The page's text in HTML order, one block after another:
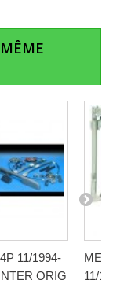
11/1994-
ORIG
11/